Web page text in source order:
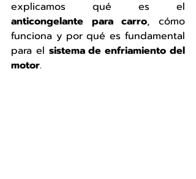
anticongelante para carro, cómo
funciona y por qué es fundamental
para el sistema de enfriamiento del
motor.